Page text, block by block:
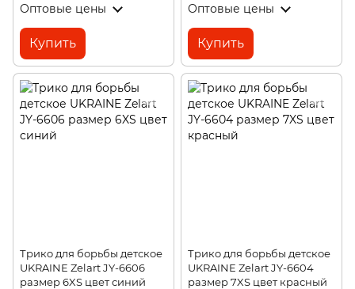
Оптовые цены
Купить
Оптовые цены
Купить
Трико для борьбы детское
UKRAINE Zelart JY-6606
размер 6XS цвет синий
Трико для борьбы детское
UKRAINE Zelart JY-6604
размер 7XS цвет красный